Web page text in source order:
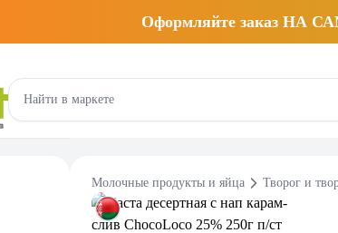
Оформляйте заказ НА
Молочные продукты и яйца Творог и